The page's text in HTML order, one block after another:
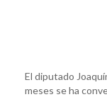
El diputado
meses se ha